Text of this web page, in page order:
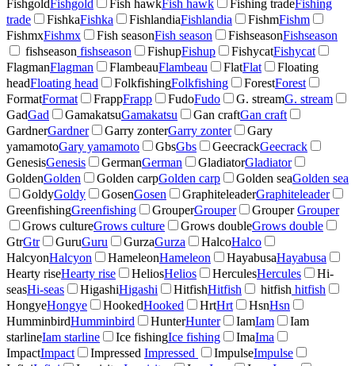
FishgoldFishgold Fish hawkFish hawk Fishing tradeFishing
trade
FishkaFishka FishlandiaFishlandia FishmFishm
FishmxFishmx Fish seasonFish season FishseasonFishseason
fishseason fishseason FishupFishup FishycatFishycat
FlagmanFlagman FlambeauFlambeau FlatFlat
Floating
headFloating head FolkfishingFolkfishing ForestForest
FormatFormat FrappFrapp FudoFudo G. streamG. stream
GadGad GamakatsuGamakatsu Gan craftGan craft
GardnerGardner Garry zonterGarry zonter
Gary
yamamotoGary yamamoto GbsGbs GeecrackGeecrack
GenesisGenesis GermanGerman GladiatorGladiator
GoldenGolden Golden carpGolden carp Golden seaGolden sea
GoldyGoldy GosenGosen GraphiteleaderGraphiteleader
GreenfishingGreenfishing GrouperGrouper GrouperGrouper
Grows cultureGrows culture Grows doubleGrows double
GtrGtr GuruGuru GurzaGurza HalcoHalco
HalcyonHalcyon HameleonHameleon HayabusaHayabusa
Hearty riseHearty rise HeliosHelios HerculesHercules
Hi-
seasHi-seas HigashiHigashi HitfishHitfish hitfish hitfish
HongyeHongye HookedHooked HrtHrt HsnHsn
HumminbirdHumminbird HunterHunter IamIam
Iam
starlineIam starline Ice fishingIce fishing ImaIma
ImpactImpact Impressed Impressed ImpulseImpulse